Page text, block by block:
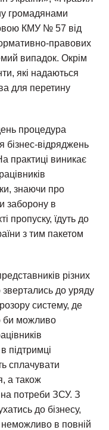
громадянами
КМУ № 57 від
правових
випадок. Окрім
які надаються
для перетину
процедура
бізнес-відряджень
практиці виникає
знаючи про
заборону в
пропуску, їдуть до
з тим пакетом
різних
звертались до уряду
систему, де
би можливо
підтримці
сплачувати
а також
потреби ЗСУ. З
до бізнесу,
неможливо в повній